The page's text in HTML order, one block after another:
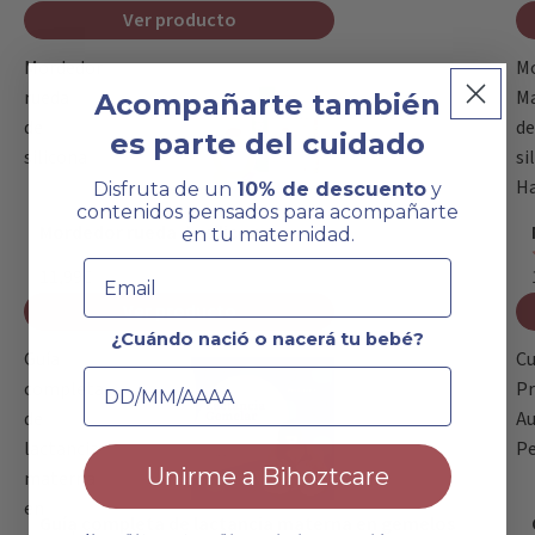
Ver producto
Mordedor
rueda
de
silicona
Mordedor rueda de silicona
Ver producto
de
Guía
completa
de
lactancia
materna
en
Acompañarte también
es parte del cuidado
Disfruta de un 10% de descuento y
contenidos pensados para acompañarte
en tu maternidad.
Email
¿Cuándo nació o nacerá tu bebé?
Fecha de nacimiento
Unirme a Bihoztcare